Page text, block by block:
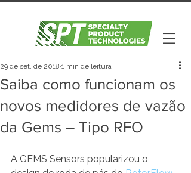
Saiba como funcionam os
novos medidores de vazão
da Gems – Tipo RFO
29 de set. de 2018 1 min de leitura
A GEMS Sensors popularizou o